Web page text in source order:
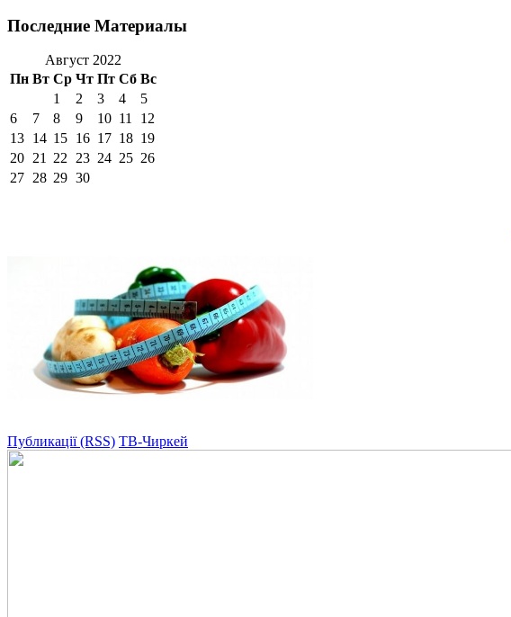
Последние Материалы
Август 2022
Пн Вт Ср Чт Пт Сб Вс
1
2 3 4
5
6
7 8 9 10 11
12
13 14 15 16 17 18 19
20 21 22 23 24 25 26
27 28 29 30
Публикації (RSS) ТВ-Чиркей